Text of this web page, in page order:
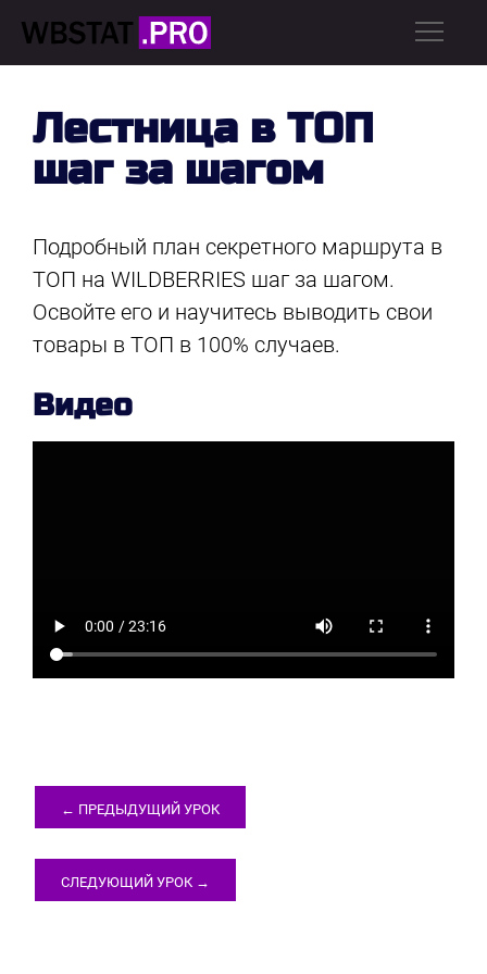
Лестница в ТОП
шаг за шагом
Подробный план секретного маршрута в
ТОП на WILDBERRIES шаг за шагом.
Освойте его и научитесь выводить свои
товары в ТОП в 100% случаев.
Видео
← ПРЕДЫДУЩИЙ УРОК
СЛЕДУЮЩИЙ УРОК →